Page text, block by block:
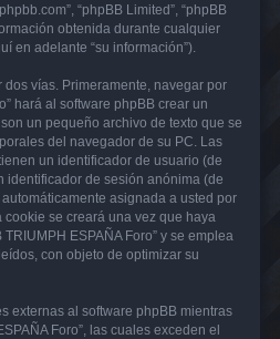
“phpBB Limited”, “phpBB
obtenida durante cualquier
en adelante “su información”).
vías. Primeramente, navegar por
hará al software phpBB crear un
un pequeño archivo de texto que se
del navegador de su PC. Las
un identificador de usuario (de
identificador de sesión anónima (de
asignada a usted por
se creará una vez que haya
ESPAÑA Foro” y se emplea
con objeto de optimizar su
externas al software phpBB mientras
Foro”, las cuales exceden el